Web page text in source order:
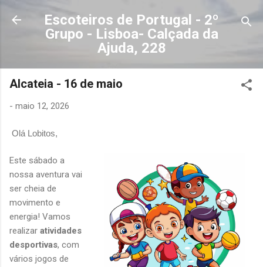
Avançar para o conteúdo principal
Escoteiros de Portugal - 2º
Grupo - Lisboa- Calçada da
Ajuda, 228
Alcateia - 16 de maio
- maio 12, 2026
Olá Lobitos,
Este sábado a
nossa aventura vai
ser cheia de
movimento e
energia! Vamos
realizar atividades
desportivas, com
vários jogos de